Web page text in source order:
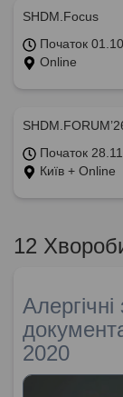
SHDM.Focus
Початок
Online
Початок
Київ + Online
12
2020